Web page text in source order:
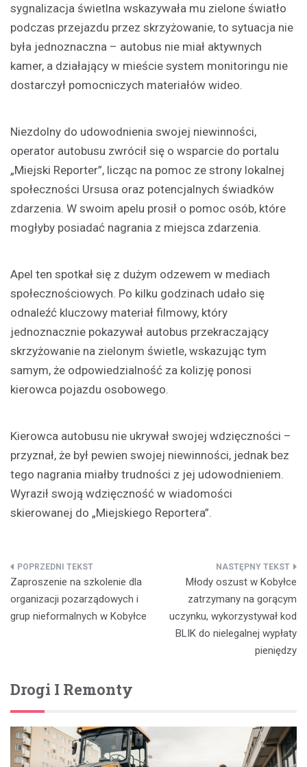
sygnalizacja świetlna wskazywała mu zielone światło
podczas przejazdu przez skrzyżowanie, to sytuacja nie
była jednoznaczna – autobus nie miał aktywnych
kamer, a działający w mieście system monitoringu nie
dostarczył pomocniczych materiałów wideo.
Niezdolny do udowodnienia swojej niewinności,
operator autobusu zwrócił się o wsparcie do portalu
„Miejski Reporter”, licząc na pomoc ze strony lokalnej
społeczności Ursusa oraz potencjalnych świadków
zdarzenia. W swoim apelu prosił o pomoc osób, które
mogłyby posiadać nagrania z miejsca zdarzenia.
Apel ten spotkał się z dużym odzewem w mediach
społecznościowych. Po kilku godzinach udało się
odnaleźć kluczowy materiał filmowy, który
jednoznacznie pokazywał autobus przekraczający
skrzyżowanie na zielonym świetle, wskazując tym
samym, że odpowiedzialność za kolizję ponosi
kierowca pojazdu osobowego.
Kierowca autobusu nie ukrywał swojej wdzięczności –
przyznał, że był pewien swojej niewinności, jednak bez
tego nagrania miałby trudności z jej udowodnieniem.
Wyraził swoją wdzięczność w wiadomości
skierowanej do „Miejskiego Reportera”.
Nawigacja
wpisu
Zaproszenie na szkolenie dla
organizacji pozarządowych i
grup nieformalnych w Kobyłce
Młody oszust w Kobyłce
zatrzymany na gorącym
uczynku, wykorzystywał kod
BLIK do nielegalnej wypłaty
pieniędzy
Drogi I Remonty